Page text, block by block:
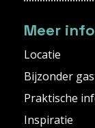
Meer
Locatie
Bijzonder
Praktische
Inspiratie